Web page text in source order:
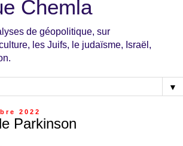
Chemla
de géopolitique, sur
les Juifs, le judaïsme, Israël,
▼
2022
Parkinson